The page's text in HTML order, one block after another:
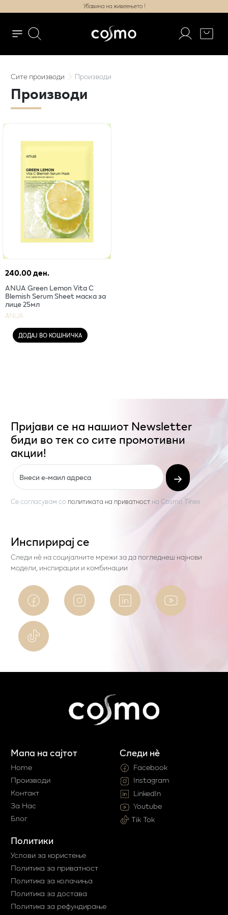
Убавина на живеењето !
Ситепроизводи Производи
Производи
240.00 ден.
ANUA Green Lemon Vita C
Blemish Serum Sheet маска за
лице 25мл
ANUA
ДОДАЈ ВО КОШНИЧКА
Пријави се на нашиот Newsletter
биди во тек со сите промотивни
акции!
Се согласувам со политиката на приватност на Cosmo Tinex
Инспирирај се
Следи нѐ на социјалните мрежи за да погледнеш најнови
модели, инспирации и комбинации
Мапа на сајтот
Home
Производи
Контакт
За Нас
Блог
Политики
Услови за користење
Политика за приватност
Политика за колачиња
Политика за достава
Политика за рефундирање
Следи нè
Facebook
Instagram
LinkedIn
Youtube
Tik Tok